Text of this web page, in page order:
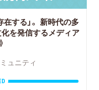
する」。 新時代の多
を発信するメディア
ュニティ